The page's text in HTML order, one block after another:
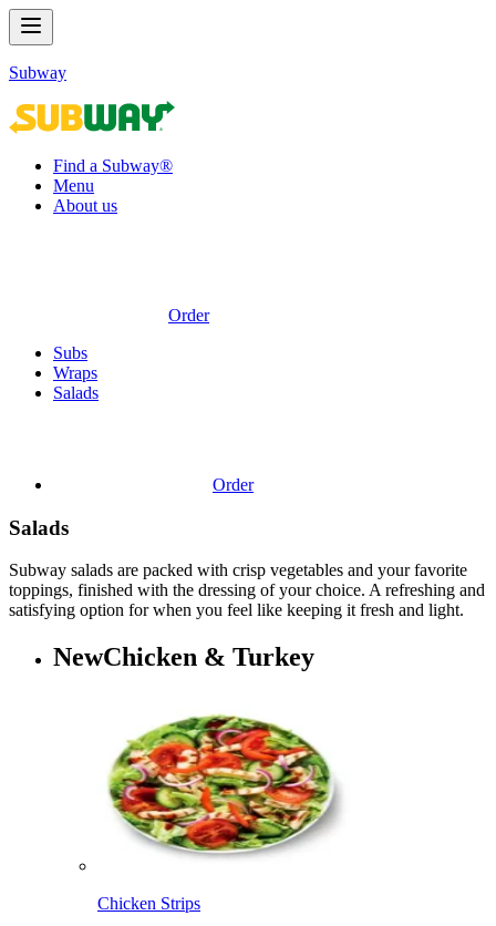
Subway
Find a Subway®
Menu
About us
Order
Subs
Wraps
Salads
Order
Salads​​​​‌ ‍ ​‍​‍‌‍ ‌ ​‍‌‍‍‌‌‍‌ ‌‍‍‌‌‍ ‍​‍​‍​ ‍‍​‍​‍‌ ​ ‌‍​‌‌‍ ‍‌‍‍‌‌ ‌​‌ ‍‌​‍ ‍‌‍‍‌‌‍ ​‍​‍​‍ ​​‍​‍‌‍‍​‌ ​‍‌‍‌‌‌‍‌‍​‍​‍​ ‍‍​‍​‍‌‍‍​‌ ‌​‌ ‌​‌ ​​‌ ​ ​ ‍‍​‍ ​‍ ‌‍ ‍‌‍ ‌ ​‍‌‍‌​‌‍‍‌‌‍​ ​‍ ‌‌‍​‍‌‍‍‌‌ ‌​‌‍‌‌‌ ​ ​‍ ‌‌‍‌ ‌ ​‍‌‍ ‌ ‌‌‌ ​​​‍ ‌‌ ​ ‌ ‌​‌ ‌‌‌‍‌​‌‍‍‌‌‍ ​‍ ‍‌ ‌‍‌‍‌‌‌ ​‍‌‍​ ‌‍‌‌‌‍ ​​‍ ‍‌‍​‌‌ ​​‌ ​​​‍ ‌‍‍‌‌‍ ‍‌ ‌​‌‍‌‌‌‍ ‍‌ ‌​​‍ ‌‍‌‌‌‍‌​‌‍‍‌‌ ‌​​‍ ‌‍ ‌‌‍ ‌‍‌​‌‍‌‌​ ‌‌ ​​‌ ​‍‌‍‌‌‌ ​ ‌‍‌‌‌‍ ‍‌ ‌​‌‍​‌‌ ‌​‌‍‍‌‌‍ ‌‍ ‍​ ‍ ‌‍‍‌‌‍‌​​ ‌​ ‍‌​ ‍​‌‍​‌​ ‍‌​ ​‍​ ‌ ​ ‌​​ ‍‌​‍ ‌​ ‌ ​ ‍‌​ ​ ​ ‍‌​‍ ‌​ ‌​​ ​​​ ​ ​ ‍‌​‍ ‌‌‍​‌‌‍‌‍​ ‍​‌‍‌​​‍ ‌‌‍​‍‌‍‌‌​ ​ ​ ‌‍​ ‌ ​ ‌ ‌‍​ ‌‍‌‌​ ‌​​ ‌‌‌‍‌‍‌‍​‍​ ‍ ‌ ‌​‌ ‍‌‌ ​​‌‍‌‌​ ‌‌‍​ ‌‍​‌‌ ‌​‌‍‌‌‌‍‌ ‌‍ ‌ ​‍‌ ‍‌​ ‍ ‌ ​​‌‍​‌‌ ‌​‌‍‍​​ ‌‌‍ ‍‌‍​‌‌‍ ‌‌‍‌‌​‍‌‌​ ‌‌‌​​‍‌‌ ‌‍‍ ‌‍‌‌‌ ‍‌​‍‌‌​ ​ ‌​‌​​‍‌‌​ ​ ‌​‌​​‍‌‌​ ​‍​ ​‍‌‍‌‌‌‍ ‍​‍‌‌​ ​‍​ ​‍​‍‌‌​ ‌‌‌​‌​​‍ ‍‌ ‌‍‌‍​‌‌‍ ​‌ ‌‌‌‍‌‌​ ‌‍​‍‌‍​‌‌ ​ ‌‍‌‌‌‌‌‌‌ ​‍‌‍ ​​ ‌‌‍‍​‌ ‌​‌ ‌​‌ ​​‌ ​ ​‍‌‌​ ​ ‌​​‌​‍‌‌​ ​‍‌​‌‍​‍‌‌​ ​‍‌​‌‍‌‍ ‍‌‍ ‌ ​‍‌‍‌​‌‍‍‌‌‍​ ​‍ ‌‌‍​‍‌‍‍‌‌ ‌​‌‍‌‌‌ ​ ​‍ ‌‌‍‌ ‌ ​‍‌‍ ‌ ‌‌‌ ​​​‍ ‌‌ ​ ‌ ‌​‌ ‌‌‌‍‌​‌‍‍‌‌‍ ​‍ ‍‌ ‌‍‌‍‌‌‌ ​‍‌‍​ ‌‍‌‌‌‍ ​​‍ ‍‌‍​‌‌ ​​‌ ​​​‍‌‍‌‍‍‌‌‍‌​​ ‌​ ‍‌​ ‍​‌‍​‌​ ‍‌​ ​‍​ ‌ ​ ‌​​ ‍‌​‍ ‌​ ‌ ​ ‍‌​ ​ ​ ‍‌​‍ ‌​ ‌​​ ​​​ ​ ​ ‍‌​‍ ‌‌‍​‌‌‍‌‍​ ‍​‌‍‌​​‍ ‌‌‍​‍‌‍‌‌​ ​ ​ ‌‍​ ‌ ​ ‌ ‌‍​ ‌‍‌‌​ ‌​​ ‌‌‌‍‌‍‌‍​‍​‍‌‍‌ ‌​‌ ‍‌‌ ​​‌‍‌‌​ ‌‌‍​ ‌‍​‌‌ ‌​‌‍‌‌‌‍‌ ‌‍ ‌ ​‍‌ ‍‌​‍‌‍‌ ​​‌‍​‌‌ ‌​‌‍‍​​ ‌‌‍ ‍‌‍​‌‌‍ ‌‌‍‌‌​‍‌‌​ ‌‌‌​​‍‌‌ ‌‍‍ ‌‍‌‌‌ ‍‌​‍‌‌​ ​ ‌​‌​​‍‌‌​ ​ ‌​‌​​‍‌‌​ ​‍​ ​‍‌‍‌‌‌‍ ‍​‍‌‌​ ​‍​ ​‍​‍‌‌​ ‌‌‌​‌​​‍ ‍‌ ‌‍‌‍​‌‌‍ ​‌ ‌‌‌‍‌‌​‍‌‍‌ ​​‌‍‌‌‌ ​‍‌ ​ ‌ ​​‌‍‌‌‌‍​ ‌ ‌​‌‍‍‌‌ ‌‍‌‍‌‌​ ‌‌ ​​‌ ‌‌‌‍​‍‌‍ ​‌‍‍‌‌ ​ ‌‍‍​‌‍‌‌‌‍‌​​‍​‍‌ ‌
Subway salads are packed with crisp vegetables and your favorite
toppings, finished with the dressing of your choice. A refreshing and
satisfying option for when you feel like keeping it fresh and light.​​​​‌ ‍ ​‍​‍‌‍ ‌ ​‍‌‍‍‌‌‍‌ ‌‍‍‌‌‍ ‍​‍​‍​ ‍‍​‍​‍‌ ​ ‌‍​‌‌‍ ‍‌‍‍‌‌ ‌​‌ ‍‌​‍ ‍‌‍‍‌‌‍ ​‍​‍​‍ ​​‍​‍‌‍‍​‌ ​‍‌‍‌‌‌‍‌‍​‍​‍​ ‍‍​‍​‍‌‍‍​‌ ‌​‌ ‌​‌ ​​‌ ​ ​ ‍‍​‍ ​‍ ‌‍ ‍‌‍ ‌ ​‍‌‍‌​‌‍‍‌‌‍​ ​‍ ‌‌‍​‍‌‍‍‌‌ ‌​‌‍‌‌‌ ​ ​‍ ‌‌‍‌ ‌ ​‍‌‍ ‌ ‌‌‌ ​​​‍ ‌‌ ​ ‌ ‌​‌ ‌‌‌‍‌​‌‍‍‌‌‍ ​‍ ‍‌ ‌‍‌‍‌‌‌ ​‍‌‍​ ‌‍‌‌‌‍ ​​‍ ‍‌‍​‌‌ ​​‌ ​​​‍ ‌‍‍‌‌‍ ‍‌ ‌​‌‍‌‌‌‍ ‍‌ ‌​​‍ ‌‍‌‌‌‍‌​‌‍‍‌‌ ‌​​‍ ‌‍ ‌‌‍ ‌‍‌​‌‍‌‌​ ‌‌ ​​‌ ​‍‌‍‌‌‌ ​ ‌‍‌‌‌‍ ‍‌ ‌​‌‍​‌‌ ‌​‌‍‍‌‌‍ ‌‍ ‍​ ‍ ‌‍‍‌‌‍‌​​ ‌​ ‍‌​ ‍​‌‍​‌​ ‍‌​ ​‍​ ‌ ​ ‌​​ ‍‌​‍ ‌​ ‌ ​ ‍‌​ ​ ​ ‍‌​‍ ‌​ ‌​​ ​​​ ​ ​ ‍‌​‍ ‌‌‍​‌‌‍‌‍​ ‍​‌‍‌​​‍ ‌‌‍​‍‌‍‌‌​ ​ ​ ‌‍​ ‌ ​ ‌ ‌‍​ ‌‍‌‌​ ‌​​ ‌‌‌‍‌‍‌‍​‍​ ‍ ‌ ‌​‌ ‍‌‌ ​​‌‍‌‌​ ‌‌‍​ ‌‍​‌‌ ‌​‌‍‌‌‌‍‌ ‌‍ ‌ ​‍‌ ‍‌​ ‍ ‌ ​​‌‍​‌‌ ‌​‌‍‍​​ ‌‌‍‌​‌‍‌‌‌ ​ ‌‍​ ‌ ​‍‌‍‍‌‌ ​​‌ ‌​‌‍‍‌‌‍ ‌‍ ‍​‍‌‌​ ‌‌‌​​‍‌‌ ‌‍‍ ‌‍‌‌‌ ‍‌​‍‌‌​ ​ ‌​‌​​‍‌‌​ ​ ‌​‌​​‍‌‌​ ​‍​ ​‍‌‍‌‌‌‍ ‍​‍‌‌​ ​‍​ ​‍​‍‌‌​ ‌‌‌​‌​​‍ ‍‌ ‌‍‌‍​‌‌‍ ​‌ ‌‌‌‍‌‌​‍ ‍‌ ‌‍‌‍​‌‌‍ ​‌ ‌‌‌‍‌‌​‍‌‌​ ‌‌‌​​‍‌‌ ‌‍‍ ‌‍‌‌‌ ‍‌​‍‌‌​ ​ ‌​‌​​‍‌‌​ ​ ‌​‌​​‍‌‌​ ​‍​ ​‍​ ‌​‌‍​‍​ ​‍‌‍​ ​ ‌​‌‍​ ‌‍​‌​ ‌ ​ ​​​ ‌‍‌‍‌​​ ‌ ​‍‌‌​ ​‍​ ​‍​‍‌‌​ ‌‌‌​‌​​‍ ‍‌‍​ ‌‍‍​‌‍‍‌‌‍ ​‌‍‌​‌ ​‍‌‍‌‌‌‍ ‍​‍‌‌​ ‌‌‌​​‍‌‌ ‌‍‍ ‌‍‌‌‌ ‍‌​‍‌‌​ ​ ‌​‌​​‍‌‌​ ​ ‌​‌​​‍‌‌​ ​‍​ ​‍‌‍‌‌‌‍‌​‌‍​‌​ ​ ​ ​‌​ ​​‌‍‌‍‌‍​‍​ ​ ​ ​‌‌‍​‌‌‍​‍​‍‌‌​ ​‍​ ​‍​‍‌‌​ ‌‌‌​‌​​‍ ‍‌ ‌​‌‍‌‌‌ ‍​‌ ‌​​ ‌‍​‍‌‍​‌‌ ​ ‌‍‌‌‌‌‌‌‌ ​‍‌‍ ​​ ‌‌‍‍​‌ ‌​‌ ‌​‌ ​​‌ ​ ​‍‌‌​ ​ ‌​​‌​‍‌‌​ ​‍‌​‌‍​‍‌‌​ ​‍‌​‌‍‌‍ ‍‌‍ ‌ ​‍‌‍‌​‌‍‍‌‌‍​ ​‍ ‌‌‍​‍‌‍‍‌‌ ‌​‌‍‌‌‌ ​ ​‍ ‌‌‍‌ ‌ ​‍‌‍ ‌ ‌‌‌ ​​​‍ ‌‌ ​ ‌ ‌​‌ ‌‌‌‍‌​‌‍‍‌‌‍ ​‍ ‍‌ ‌‍‌‍‌‌‌ ​‍‌‍​ ‌‍‌‌‌‍ ​​‍ ‍‌‍​‌‌ ​​‌ ​​​‍‌‍‌‍‍‌‌‍‌​​ ‌​ ‍‌​ ‍​‌‍​‌​ ‍‌​ ​‍​ ‌ ​ ‌​​ ‍‌​‍ ‌​ ‌ ​ ‍‌​ ​ ​ ‍‌​‍ ‌​ ‌​​ ​​​ ​ ​ ‍‌​‍ ‌‌‍​‌‌‍‌‍​ ‍​‌‍‌​​‍ ‌‌‍​‍‌‍‌‌​ ​ ​ ‌‍​ ‌ ​ ‌ ‌‍​ ‌‍‌‌​ ‌​​ ‌‌‌‍‌‍‌‍​‍​‍‌‍‌ ‌​‌ ‍‌‌ ​​‌‍‌‌​ ‌‌‍​ ‌‍​‌‌ ‌​‌‍‌‌‌‍‌ ‌‍ ‌ ​‍‌ ‍‌​‍‌‍‌ ​​‌‍​‌‌ ‌​‌‍‍​​ ‌‌‍‌​‌‍‌‌‌ ​ ‌‍​ ‌ ​‍‌‍‍‌‌ ​​‌ ‌​‌‍‍‌‌‍ ‌‍ ‍​‍‌‌​ ‌‌‌​​‍‌‌ ‌‍‍ ‌‍‌‌‌ ‍‌​‍‌‌​ ​ ‌​‌​​‍‌‌​ ​ ‌​‌​​‍‌‌​ ​‍​ ​‍‌‍‌‌‌‍ ‍​‍‌‌​ ​‍​ ​‍​‍‌‌​ ‌‌‌​‌​​‍ ‍‌ ‌‍‌‍​‌‌‍ ​‌ ‌‌‌‍‌‌​‍ ‍‌ ‌‍‌‍​‌‌‍ ​‌ ‌‌‌‍‌‌​‍‌‌​ ‌‌‌​​‍‌‌ ‌‍‍ ‌‍‌‌‌ ‍‌​‍‌‌​ ​ ‌​‌​​‍‌‌​ ​ ‌​‌​​‍‌‌​ ​‍​ ​‍​ ‌​‌‍​‍​ ​‍‌‍​ ​ ‌​‌‍​ ‌‍​‌​ ‌ ​ ​​​ ‌‍‌‍‌​​ ‌ ​‍‌‌​ ​‍​ ​‍​‍‌‌​ ‌‌‌​‌​​‍ ‍‌‍​ ‌‍‍​‌‍‍‌‌‍ ​‌‍‌​‌ ​‍‌‍‌‌‌‍ ‍​‍‌‌​ ‌‌‌​​‍‌‌ ‌‍‍ ‌‍‌‌‌ ‍‌​‍‌‌​ ​ ‌​‌​​‍‌‌​ ​ ‌​‌​​‍‌‌​ ​‍​ ​‍‌‍‌‌‌‍‌​‌‍​‌​ ​ ​ ​‌​ ​​‌‍‌‍‌‍​‍​ ​ ​ ​‌‌‍​‌‌‍​‍​‍‌‌​ ​‍​ ​‍​‍‌‌​ ‌‌‌​‌​​‍ ‍‌ ‌​‌‍‌‌‌ ‍​‌ ‌​​‍‌‍‌ ​​‌‍‌‌‌ ​‍‌ ​ ‌ ​​‌‍‌‌‌‍​ ‌ ‌​‌‍‍‌‌ ‌‍‌‍‌‌​ ‌‌ ​​‌ ‌‌‌‍​‍‌‍ ​‌‍‍‌‌ ​ ‌‍‍​‌‍‌‌‌‍‌​​‍​‍‌ ‌
New​​​​‌ ‍ ​‍​‍‌‍ ‌ ​‍‌‍‍‌‌‍‌ ‌‍‍‌‌‍ ‍​‍​‍​ ‍‍​‍​‍‌ ​ ‌‍​‌‌‍ ‍‌‍‍‌‌ ‌​‌ ‍‌​‍ ‍‌‍‍‌‌‍ ​‍​‍​‍ ​​‍​‍‌‍‍​‌ ​‍‌‍‌‌‌‍‌‍​‍​‍​ ‍‍​‍​‍‌‍‍​‌ ‌​‌ ‌​‌ ​​‌ ​ ​ ‍‍​‍ ​‍ ‌‍ ‍‌‍ ‌ ​‍‌‍‌​‌‍‍‌‌‍​ ​‍ ‌‌‍​‍‌‍‍‌‌ ‌​‌‍‌‌‌ ​ ​‍ ‌‌‍‌ ‌ ​‍‌‍ ‌ ‌‌‌ ​​​‍ ‌‌ ​ ‌ ‌​‌ ‌‌‌‍‌​‌‍‍‌‌‍ ​‍ ‍‌ ‌‍‌‍‌‌‌ ​‍‌‍​ ‌‍‌‌‌‍ ​​‍ ‍‌‍​‌‌ ​​‌ ​​​‍ ‌‍‍‌‌‍ ‍‌ ‌​‌‍‌‌‌‍ ‍‌ ‌​​‍ ‌‍‌‌‌‍‌​‌‍‍‌‌ ‌​​‍ ‌‍ ‌‌‍ ‌‍‌​‌‍‌‌​ ‌‌ ​​‌ ​‍‌‍‌‌‌ ​ ‌‍‌‌‌‍ ‍‌ ‌​‌‍​‌‌ ‌​‌‍‍‌‌‍ ‌‍ ‍​ ‍ ‌‍‍‌‌‍‌​​ ‌​ ​ ​ ‍‌​ ‌‌‌‍​‍‌‍‌​​ ‌‌‌‍​‍‌‍‌‍​‍ ‌​ ​​​ ‌‌​ ​​​ ‌‌​‍ ‌​ ‌​‌‍​‍​ ‌​​ ‌​​‍ ‌‌‍​‍​ ‌‍‌‍​ ​ ‍‌​‍ ‌​ ‌ ‌‍‌‌‌‍​ ​ ‍‌​ ‌‍‌‍‌‍‌‍​‍​ ​​‌‍‌​‌‍‌‍​ ‌​‌‍​‍​ ‍ ‌ ‌​‌ ‍‌‌ ​​‌‍‌‌​ ‌‌ ​ ‌ ‌‌‌‍​‍‌‍​ ‌‍​‌‌ ‌​‌‍‌‌‌‍‌ ‌‍ ‌ ​‍‌ ‍‌​ ‍ ‌ ​​‌‍​‌‌ ‌​‌‍‍​​ ‌‌‍​‍‌‍​‌‌‍‌​‌‍‌ ‌‍‌‌​‍‌‌​ ‌‌‌​​‍‌‌ ‌‍‍ ‌‍‌‌‌ ‍‌​‍‌‌​ ​ ‌​‌​​‍‌‌​ ​ ‌​‌​​‍‌‌​ ​‍​ ​‍‌‍‌‌‌‍ ‍​‍‌‌​ ​‍​ ​‍​‍‌‌​ ‌‌‌​‌​​‍ ‍‌ ‌‍‌‍​‌‌‍ ​‌ ‌‌‌‍‌‌​ ‌‍​‍‌‍​‌‌ ​ ‌‍‌‌‌‌‌‌‌ ​‍‌‍ ​​ ‌‌‍‍​‌ ‌​‌ ‌​‌ ​​‌ ​ ​‍‌‌​ ​ ‌​​‌​‍‌‌​ ​‍‌​‌‍​‍‌‌​ ​‍‌​‌‍‌‍ ‍‌‍ ‌ ​‍‌‍‌​‌‍‍‌‌‍​ ​‍ ‌‌‍​‍‌‍‍‌‌ ‌​‌‍‌‌‌ ​ ​‍ ‌‌‍‌ ‌ ​‍‌‍ ‌ ‌‌‌ ​​​‍ ‌‌ ​ ‌ ‌​‌ ‌‌‌‍‌​‌‍‍‌‌‍ ​‍ ‍‌ ‌‍‌‍‌‌‌ ​‍‌‍​ ‌‍‌‌‌‍ ​​‍ ‍‌‍​‌‌ ​​‌ ​​​‍‌‍‌‍‍‌‌‍‌​​ ‌​ ​ ​ ‍‌​ ‌‌‌‍​‍‌‍‌​​ ‌‌‌‍​‍‌‍‌‍​‍ ‌​ ​​​ ‌‌​ ​​​ ‌‌​‍ ‌​ ‌​‌‍​‍​ ‌​​ ‌​​‍ ‌‌‍​‍​ ‌‍‌‍​ ​ ‍‌​‍ ‌​ ‌ ‌‍‌‌‌‍​ ​ ‍‌​ ‌‍‌‍‌‍‌‍​‍​ ​​‌‍‌​‌‍‌‍​ ‌​‌‍​‍​‍‌‍‌ ‌​‌ ‍‌‌ ​​‌‍‌‌​ ‌‌ ​ ‌ ‌‌‌‍​‍‌‍​ ‌‍​‌‌ ‌​‌‍‌‌‌‍‌ ‌‍ ‌ ​‍‌ ‍‌​‍‌‍‌ ​​‌‍​‌‌ ‌​‌‍‍​​ ‌‌‍​‍‌‍​‌‌‍‌​‌‍‌ ‌‍‌‌​‍‌‌​ ‌‌‌​​‍‌‌ ‌‍‍ ‌‍‌‌‌ ‍‌​‍‌‌​ ​ ‌​‌​​‍‌‌​ ​ ‌​‌​​‍‌‌​ ​‍​ ​‍‌‍‌‌‌‍ ‍​‍‌‌​ ​‍​ ​‍​‍‌‌​ ‌‌‌​‌​​‍ ‍‌ ‌‍‌‍​‌‌‍ ​‌ ‌‌‌‍‌‌​‍‌‍‌ ​​‌‍‌‌‌ ​‍‌ ​ ‌ ​​‌‍‌‌‌‍​ ‌ ‌​‌‍‍‌‌ ‌‍‌‍‌‌​ ‌‌ ​​‌ ‌‌‌‍​‍‌‍ ​‌‍‍‌‌ ​ ‌‍‍​‌‍‌‌‌‍‌​​‍​‍‌ ‌Chicken & Turkey​​​​‌ ‍ ​‍​‍‌‍ ‌ ​‍‌‍‍‌‌‍‌ ‌‍‍‌‌‍ ‍​‍​‍​ ‍‍​‍​‍‌ ​ ‌‍​‌‌‍ ‍‌‍‍‌‌ ‌​‌ ‍‌​‍ ‍‌‍‍‌‌‍ ​‍​‍​‍ ​​‍​‍‌‍‍​‌ ​‍‌‍‌‌‌‍‌‍​‍​‍​ ‍‍​‍​‍‌‍‍​‌ ‌​‌ ‌​‌ ​​‌ ​ ​ ‍‍​‍ ​‍ ‌‍ ‍‌‍ ‌ ​‍‌‍‌​‌‍‍‌‌‍​ ​‍ ‌‌‍​‍‌‍‍‌‌ ‌​‌‍‌‌‌ ​ ​‍ ‌‌‍‌ ‌ ​‍‌‍ ‌ ‌‌‌ ​​​‍ ‌‌ ​ ‌ ‌​‌ ‌‌‌‍‌​‌‍‍‌‌‍ ​‍ ‍‌ ‌‍‌‍‌‌‌ ​‍‌‍​ ‌‍‌‌‌‍ ​​‍ ‍‌‍​‌‌ ​​‌ ​​​‍ ‌‍‍‌‌‍ ‍‌ ‌​‌‍‌‌‌‍ ‍‌ ‌​​‍ ‌‍‌‌‌‍‌​‌‍‍‌‌ ‌​​‍ ‌‍ ‌‌‍ ‌‍‌​‌‍‌‌​ ‌‌ ​​‌ ​‍‌‍‌‌‌ ​ ‌‍‌‌‌‍ ‍‌ ‌​‌‍​‌‌ ‌​‌‍‍‌‌‍ ‌‍ ‍​ ‍ ‌‍‍‌‌‍‌​​ ‌​ ​ ​ ‍‌​ ‌‌‌‍​‍‌‍‌​​ ‌‌‌‍​‍‌‍‌‍​‍ ‌​ ​​​ ‌‌​ ​​​ ‌‌​‍ ‌​ ‌​‌‍​‍​ ‌​​ ‌​​‍ ‌‌‍​‍​ ‌‍‌‍​ ​ ‍‌​‍ ‌​ ‌ ‌‍‌‌‌‍​ ​ ‍‌​ ‌‍‌‍‌‍‌‍​‍​ ​​‌‍‌​‌‍‌‍​ ‌​‌‍​‍​ ‍ ‌ ‌​‌ ‍‌‌ ​​‌‍‌‌​ ‌‌ ​ ‌ ‌‌‌‍​‍‌‍​ ‌‍​‌‌ ‌​‌‍‌‌‌‍‌ ‌‍ ‌ ​‍‌ ‍‌​ ‍ ‌ ​​‌‍​‌‌ ‌​‌‍‍​​ ‌‌‍ ‍‌‍​‌‌‍ ‌‌‍‌‌​‍‌‌​ ‌‌‌​​‍‌‌ ‌‍‍ ‌‍‌‌‌ ‍‌​‍‌‌​ ​ ‌​‌​​‍‌‌​ ​ ‌​‌​​‍‌‌​ ​‍​ ​‍‌‍‌‌‌‍ ‍​‍‌‌​ ​‍​ ​‍​‍‌‌​ ‌‌‌​‌​​‍ ‍‌ ‌‍‌‍​‌‌‍ ​‌ ‌‌‌‍‌‌​ ‌‍​‍‌‍​‌‌ ​ ‌‍‌‌‌‌‌‌‌ ​‍‌‍ ​​ ‌‌‍‍​‌ ‌​‌ ‌​‌ ​​‌ ​ ​‍‌‌​ ​ ‌​​‌​‍‌‌​ ​‍‌​‌‍​‍‌‌​ ​‍‌​‌‍‌‍ ‍‌‍ ‌ ​‍‌‍‌​‌‍‍‌‌‍​ ​‍ ‌‌‍​‍‌‍‍‌‌ ‌​‌‍‌‌‌ ​ ​‍ ‌‌‍‌ ‌ ​‍‌‍ ‌ ‌‌‌ ​​​‍ ‌‌ ​ ‌ ‌​‌ ‌‌‌‍‌​‌‍‍‌‌‍ ​‍ ‍‌ ‌‍‌‍‌‌‌ ​‍‌‍​ ‌‍‌‌‌‍ ​​‍ ‍‌‍​‌‌ ​​‌ ​​​‍‌‍‌‍‍‌‌‍‌​​ ‌​ ​ ​ ‍‌​ ‌‌‌‍​‍‌‍‌​​ ‌‌‌‍​‍‌‍‌‍​‍ ‌​ ​​​ ‌‌​ ​​​ ‌‌​‍ ‌​ ‌​‌‍​‍​ ‌​​ ‌​​‍ ‌‌‍​‍​ ‌‍‌‍​ ​ ‍‌​‍ ‌​ ‌ ‌‍‌‌‌‍​ ​ ‍‌​ ‌‍‌‍‌‍‌‍​‍​ ​​‌‍‌​‌‍‌‍​ ‌​‌‍​‍​‍‌‍‌ ‌​‌ ‍‌‌ ​​‌‍‌‌​ ‌‌ ​ ‌ ‌‌‌‍​‍‌‍​ ‌‍​‌‌ ‌​‌‍‌‌‌‍‌ ‌‍ ‌ ​‍‌ ‍‌​‍‌‍‌ ​​‌‍​‌‌ ‌​‌‍‍​​ ‌‌‍ ‍‌‍​‌‌‍ ‌‌‍‌‌​‍‌‌​ ‌‌‌​​‍‌‌ ‌‍‍ ‌‍‌‌‌ ‍‌​‍‌‌​ ​ ‌​‌​​‍‌‌​ ​ ‌​‌​​‍‌‌​ ​‍​ ​‍‌‍‌‌‌‍ ‍​‍‌‌​ ​‍​ ​‍​‍‌‌​ ‌‌‌​‌​​‍ ‍‌ ‌‍‌‍​‌‌‍ ​‌ ‌‌‌‍‌‌​‍‌‍‌ ​​‌‍‌‌‌ ​‍‌ ​ ‌ ​​‌‍‌‌‌‍​ ‌ ‌​‌‍‍‌‌ ‌‍‌‍‌‌​ ‌‌ ​​‌ ‌‌‌‍​‍‌‍ ​‌‍‍‌‌ ​ ‌‍‍​‌‍‌‌‌‍‌​​‍​‍‌ ‌
Chicken Strips​​​​‌ ‍ ​‍​‍‌‍ ‌ ​‍‌‍‍‌‌‍‌ ‌‍‍‌‌‍ ‍​‍​‍​ ‍‍​‍​‍‌ ​ ‌‍​‌‌‍ ‍‌‍‍‌‌ ‌​‌ ‍‌​‍ ‍‌‍‍‌‌‍ ​‍​‍​‍ ​​‍​‍‌‍‍​‌ ​‍‌‍‌‌‌‍‌‍​‍​‍​ ‍‍​‍​‍‌‍‍​‌ ‌​‌ ‌​‌ ​​‌ ​ ​ ‍‍​‍ ​‍ ‌‍ ‍‌‍ ‌ ​‍‌‍‌​‌‍‍‌‌‍​ ​‍ ‌‌‍​‍‌‍‍‌‌ ‌​‌‍‌‌‌ ​ ​‍ ‌‌‍‌ ‌ ​‍‌‍ ‌ ‌‌‌ ​​​‍ ‌‌ ​ ‌ ‌​‌ ‌‌‌‍‌​‌‍‍‌‌‍ ​‍ ‍‌ ‌‍‌‍‌‌‌ ​‍‌‍​ ‌‍‌‌‌‍ ​​‍ ‍‌‍​‌‌ ​​‌ ​​​‍ ‌‍‍‌‌‍ ‍‌ ‌​‌‍‌‌‌‍ ‍‌ ‌​​‍ ‌‍‌‌‌‍‌​‌‍‍‌‌ ‌​​‍ ‌‍ ‌‌‍ ‌‍‌​‌‍‌‌​ ‌‌ ​​‌ ​‍‌‍‌‌‌ ​ ‌‍‌‌‌‍ ‍‌ ‌​‌‍​‌‌ ‌​‌‍‍‌‌‍ ‌‍ ‍​ ‍ ‌‍‍‌‌‍‌​​ ‌​ ​ ​ ‌ ​ ‍​​ ‌​‌‍‌‍​ ‍​‌‍​ ​ ​‍​‍ ‌​ ‌ ​ ‌‍​ ​‍‌‍‌‍​‍ ‌​ ‌​​ ‍‌​ ‍​‌‍‌‍​‍ ‌​ ‍‌​ ​ ‌‍‌​​ ‍‌​‍ ‌‌‍​‍​ ‌‍‌‍​ ​ ​‍‌‍​ ​ ‍​‌‍‌‍‌‍​ ​ ‍​​ ‌‌​ ‌‍​ ‌‍​ ‍ ‌ ‌​‌ ‍‌‌ ​​‌‍‌‌​ ‌‌ ​​‌ ​‍‌‍ ‌‍‌​‌ ‌‌‌‍​ ‌ ‌​​ ‍ ‌ ​​‌‍​‌‌ ‌​‌‍‍​​ ‌‌‍ ‍‌‍​‌‌‍ ‌‌‍‌‌​‍‌‌​ ‌‌‌​​‍‌‌ ‌‍‍ ‌‍‌‌‌ ‍‌​‍‌‌​ ​ ‌​‌​​‍‌‌​ ​ ‌​‌​​‍‌‌​ ​‍​ ​‍‌‍‌‌‌‍ ‍​‍‌‌​ ​‍​ ​‍​‍‌‌​ ‌‌‌​‌​​‍ ‍‌ ‌‍‌‍​‌‌‍ ​‌ ‌‌‌‍‌‌​ ‌‍​‍‌‍​‌‌ ​ ‌‍‌‌‌‌‌‌‌ ​‍‌‍ ​​ ‌‌‍‍​‌ ‌​‌ ‌​‌ ​​‌ ​ ​‍‌‌​ ​ ‌​​‌​‍‌‌​ ​‍‌​‌‍​‍‌‌​ ​‍‌​‌‍‌‍ ‍‌‍ ‌ ​‍‌‍‌​‌‍‍‌‌‍​ ​‍ ‌‌‍​‍‌‍‍‌‌ ‌​‌‍‌‌‌ ​ ​‍ ‌‌‍‌ ‌ ​‍‌‍ ‌ ‌‌‌ ​​​‍ ‌‌ ​ ‌ ‌​‌ ‌‌‌‍‌​‌‍‍‌‌‍ ​‍ ‍‌ ‌‍‌‍‌‌‌ ​‍‌‍​ ‌‍‌‌‌‍ ​​‍ ‍‌‍​‌‌ ​​‌ ​​​‍‌‍‌‍‍‌‌‍‌​​ ‌​ ​ ​ ‌ ​ ‍​​ ‌​‌‍‌‍​ ‍​‌‍​ ​ ​‍​‍ ‌​ ‌ ​ ‌‍​ ​‍‌‍‌‍​‍ ‌​ ‌​​ ‍‌​ ‍​‌‍‌‍​‍ ‌​ ‍‌​ ​ ‌‍‌​​ ‍‌​‍ ‌‌‍​‍​ ‌‍‌‍​ ​ ​‍‌‍​ ​ ‍​‌‍‌‍‌‍​ ​ ‍​​ ‌‌​ ‌‍​ ‌‍​‍‌‍‌ ‌​‌ ‍‌‌ ​​‌‍‌‌​ ‌‌ ​​‌ ​‍‌‍ ‌‍‌​‌ ‌‌‌‍​ ‌ ‌​​‍‌‍‌ ​​‌‍​‌‌ ‌​‌‍‍​​ ‌‌‍ ‍‌‍​‌‌‍ ‌‌‍‌‌​‍‌‌​ ‌‌‌​​‍‌‌ ‌‍‍ ‌‍‌‌‌ ‍‌​‍‌‌​ ​ ‌​‌​​‍‌‌​ ​ ‌​‌​​‍‌‌​ ​‍​ ​‍‌‍‌‌‌‍ ‍​‍‌‌​ ​‍​ ​‍​‍‌‌​ ‌‌‌​‌​​‍ ‍‌ ‌‍‌‍​‌‌‍ ​‌ ‌‌‌‍‌‌​‍‌‍‌ ​​‌‍‌‌‌ ​‍‌ ​ ‌ ​​‌‍‌‌‌‍​ ‌ ‌​‌‍‍‌‌ ‌‍‌‍‌‌​ ‌‌ ​​‌ ‌‌‌‍​‍‌‍ ​‌‍‍‌‌ ​ ‌‍‍​‌‍‌‌‌‍‌​​‍​‍‌ ‌